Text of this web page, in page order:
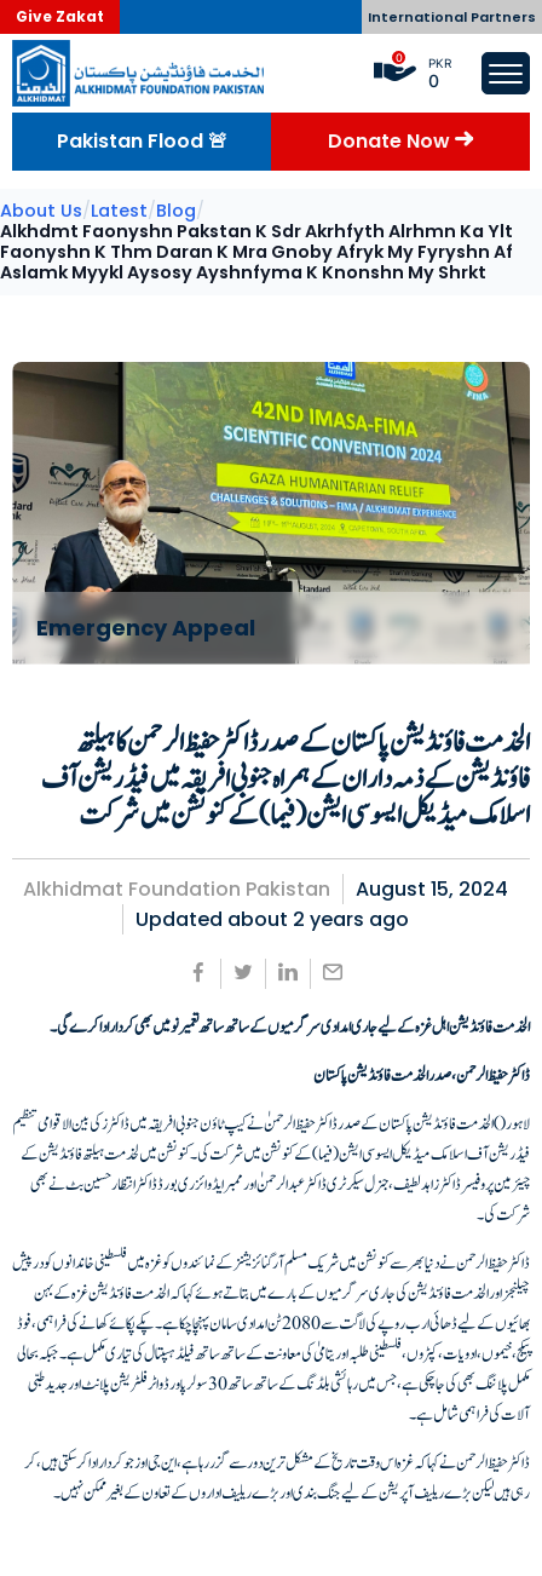
Give Zakat International Partners
0 PKR
0
Pakistan Flood 🚨 Donate Now
About Us/Latest/Blog/
Alkhdmt Faonyshn Pakstan K Sdr Akrhfyth Alrhmn Ka Ylt
Faonyshn K Thm Daran K Mra Gnoby Afryk My Fyryshn Af
Aslamk Myykl Aysosy Ayshnfyma K Knonshn My Shrkt
Emergency Appeal
الخدمت فاؤنڈیشن پاکستان کے صدر ڈاکٹرحفیظ الرحمن کا ہیلتھ
فاؤنڈیشن کے ذمہ داران کے ہمراہ جنوبی افریقہ میں فیڈریشن آف
اسلامک میڈیکل ایسوسی ایشن(فیما) کے کنونشن میں شرکت
Alkhidmat Foundation Pakistan
August 15, 2024
Updated about 2 years ago
الخدمت فاؤنڈیشن اہل غزہ کے لیے جاری امدادی سرگرمیوں کے ساتھ ساتھ تعمیر نو میں بھی کردار ادا کرے گی۔
ڈاکٹر حفیظ الرحمن، صدر الخدمت فاؤنڈیشن پاکستان
لاہور ( ) الخدمت فاؤنڈیشن پاکستان کے صدر ڈاکٹرحفیظ الرحمنٰ نے کیپ ٹاؤن جنوبی افریقہ میں ڈاکٹرزکی بین الاقوامی تنظیم
فیڈریشن آف اسلامک میڈیکل ایسوسی ایشن(فیما) کے کنونشن میں شرکت کی۔کنونشن میں لخدمت ہیلتھ فاؤنڈیشن کے
چیئرمین پروفیسر ڈاکٹر زاہد لطیف،جنرل سیکرٹری ڈاکٹر عبد الرحمنٰ اور ممبر ایڈوائزری بورڈ ڈاکٹر انتظار حسین بٹ نے بھی
شرکت کی ۔
چیلنجزاورالخدمت فاؤنڈیشن کی جاری سرگرمیوں کےبارےمیں بتاتے ہوئے کہا کہ الخدمت فاؤنڈیشن غزہ کے بہن
بھائیوں کے لیے ڈھائی ارب روپے کی لاگت سے 2080 ٹن امدادی سامان پہنچا چکا ہے۔ پکے پکائے کھانے کی فراہمی، فوڈ
پیکج، خیموں، ادویات ، کپڑوں،فلسطینی طلبہ اور یتامیٰ کی معاونت کے ساتھ ساتھ فیلڈ ہسپتال کی تیاری مکمل ہے۔جبکہ بحالی
مکمل پلاننگ بھی کی جاچکی ہے، جس میں رہائشی بلڈنگ کے ساتھ ساتھ 30 سولر پاورڈواٹر فلٹریشن پلانٹ اورجدید طبی
آلات کی فراہمی شامل ہے۔
ڈاکٹر حفیظ الرحمن نے کہا کہ غزہ اس وقت تاریخ کے مشکل ترین دور سے گزر رہا ہے،این جی اوز جو کردار ادا کر سکتی ہیں، کر
رہی ہیں لیکن بڑے ریلیف آپریشن کے لیے جنگ بندی اور بڑے ریلیف اداروں کے تعاون کے بغیر ممکن نہیں۔